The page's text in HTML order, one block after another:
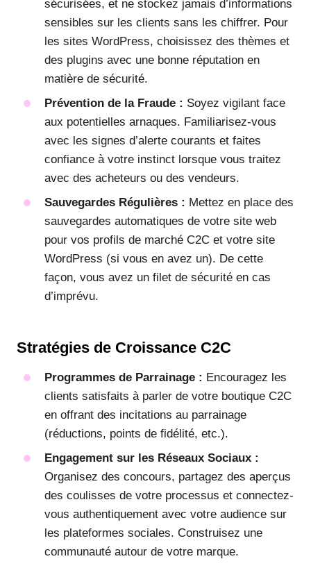
sécurisées, et ne stockez jamais d’informations
sensibles sur les clients sans les chiffrer. Pour
les sites WordPress, choisissez des thèmes et
des plugins avec une bonne réputation en
matière de sécurité.
Prévention de la Fraude : Soyez vigilant face
aux potentielles arnaques. Familiarisez-vous
avec les signes d’alerte courants et faites
confiance à votre instinct lorsque vous traitez
avec des acheteurs ou des vendeurs.
Sauvegardes Régulières : Mettez en place des
sauvegardes automatiques de votre site web
pour vos profils de marché C2C et votre site
WordPress (si vous en avez un). De cette
façon, vous avez un filet de sécurité en cas
d’imprévu.
Stratégies de Croissance C2C
Programmes de Parrainage : Encouragez les
clients satisfaits à parler de votre boutique C2C
en offrant des incitations au parrainage
(réductions, points de fidélité, etc.).
Engagement sur les Réseaux Sociaux :
Organisez des concours, partagez des aperçus
des coulisses de votre processus et connectez-
vous authentiquement avec votre audience sur
les plateformes sociales. Construisez une
communauté autour de votre marque.